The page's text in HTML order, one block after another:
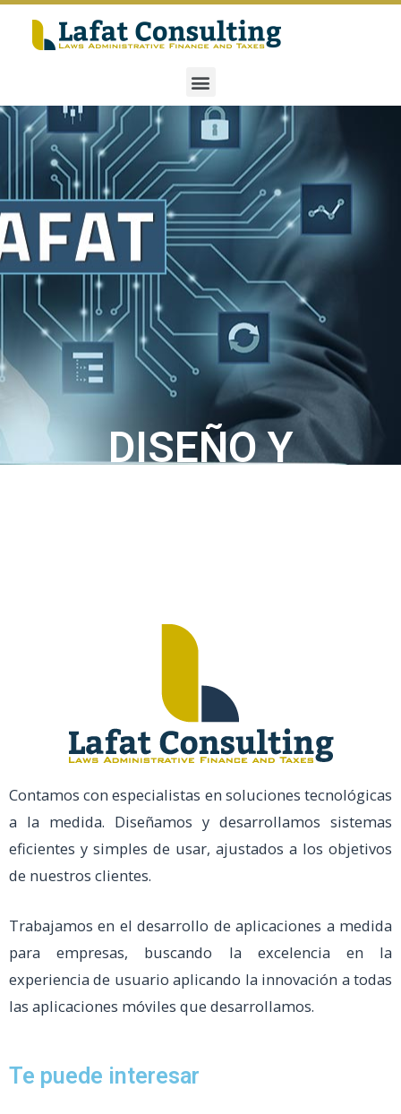
DISEÑO Y
Contamos con especialistas en soluciones tecnológicas
a la medida. Diseñamos y desarrollamos sistemas
eficientes y simples de usar, ajustados a los objetivos
de nuestros clientes.
Trabajamos en el desarrollo de aplicaciones a medida
para empresas, buscando la excelencia en la
experiencia de usuario aplicando la innovación a todas
las aplicaciones móviles que desarrollamos.
Te puede interesar